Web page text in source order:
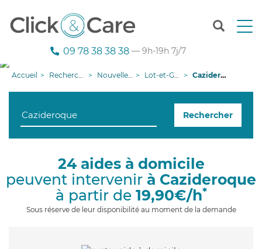
T
n
g
i
09 78 38 38 38 — 9h-19h 7j/7
Accueil Recherche aide à domicile Nouvelle-Aquitaine Lot-et-Garonne Cazideroque
Rechercher
24 aides à domicile
peuvent intervenir à Cazideroque
à partir de 19,90€/h*
Sous réserve de leur disponibilité au moment de la demande